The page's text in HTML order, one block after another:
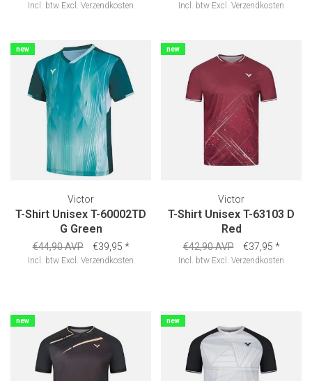
Incl. btw Excl. Verzendkosten Incl. btw Excl. Verzendkosten
new
Victor
T-Shirt Unisex T-60002TD
G Green
€44,90 AVP €39,95 *
Incl. btw Excl. Verzendkosten
new
Victor
T-Shirt Unisex T-63103 D
Red
€42,90 AVP €37,95 *
Incl. btw Excl. Verzendkosten
new new